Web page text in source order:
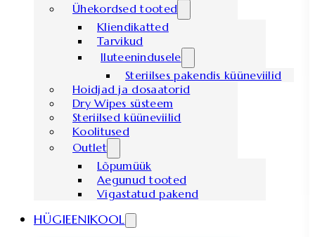
Ühekordsed tooted
Kliendikatted
Tarvikud
Iluteenindusele
Steriilses pakendis küüneviilid
Hoidjad ja dosaatorid
Dry Wipes süsteem
Steriilsed küüneviilid
Koolitused
Outlet
Lõpumüük
Aegunud tooted
Vigastatud pakend
HÜGIEENIKOOL